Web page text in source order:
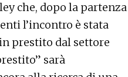
che, dopo la partenza
l’incontro è stata
prestito dal settore
sarà